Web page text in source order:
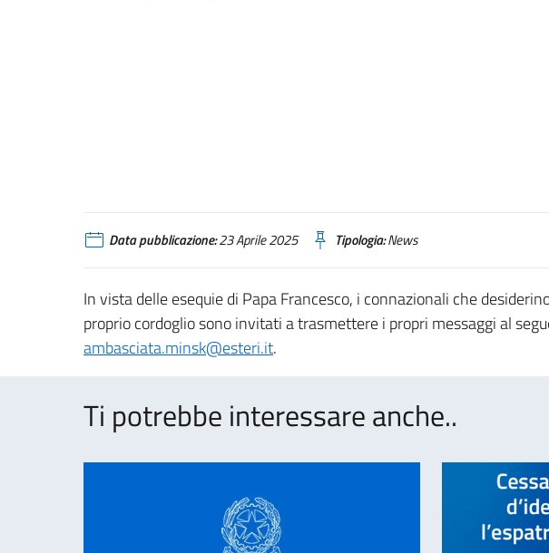
Data pubblicazione:23 Aprile 2025 Tipologia:News
In vista delle esequie di Papa Francesco, i connazionali che
proprio cordoglio sono invitati a trasmettere i propri messaggi al
ambasciata.minsk@esteri.it.
Ti potrebbe interessare anche..